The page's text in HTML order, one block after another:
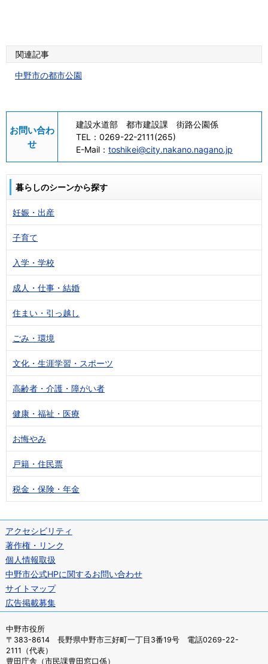
関連記事
中野市の都市公園
お問い合わ
せ
建設水道部 都市建設課 街路公園係
TEL： 0269-22-2111(265)
E-Mail： toshikei@city.nakano.nagano.jp
暮らしのシーンから探す
妊娠・出産
子育て
入学・学校
成人・仕事・結婚
住まい・引っ越し
ごみ・環境
文化・生涯学習・スポーツ
高齢者・介護・障がい者
健康・福祉・医療
お悔やみ
戸籍・住民票
税金・保険・年金
アクセシビリティ
著作権・リンク
個人情報取扱
中野市公式HPに関するお問い合わせ
サイトマップ
広告掲載募集
中野市役所
〒383-8614 長野県中野市三好町一丁目3番19号 電話0269-22-
2111（代表）
豊田庁舎（市民課豊田窓口係）